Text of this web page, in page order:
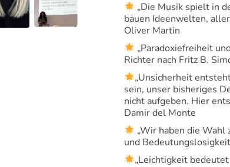
„Die Musik spielt in
bauen Ideenwelten,
Oliver Martin
„Paradoxiefreiheit
Richter nach Fritz B.
„Unsicherheit
sein, unser bisheriges
nicht aufgeben. Hier
Damir del Monte
„Wir haben die
und
„Leichtigkeit